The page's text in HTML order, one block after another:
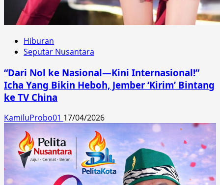
Hiburan
Seputar Nusantara
“Dari Nol ke Nasional—Kini Internasional!”
Icha Yang Bikin Heboh, Jember ‘Kirim’ Bintang
ke TV China
KamiluProbo01 17/04/2026